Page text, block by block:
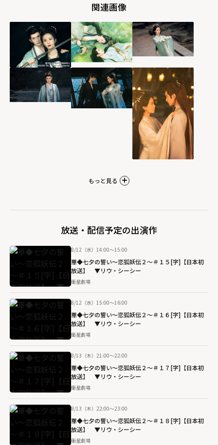
関連画像
もっと見る
放送・配信予定の出演作
8/12（水）14:00～15:00
華◆七夕の誓い～恋狐妖伝２～＃１５[字]【日本初
放送】 ▼リウ・シーシー
衛星劇場
8/12（水）15:00～16:00
華◆七夕の誓い～恋狐妖伝２～＃１６[字]【日本初
放送】 ▼リウ・シーシー
衛星劇場
8/13（木）21:00～22:00
華◆七夕の誓い～恋狐妖伝２～＃１７[字]【日本初
放送】 ▼リウ・シーシー
衛星劇場
8/13（木）22:00～23:00
華◆七夕の誓い～恋狐妖伝２～＃１８[字]【日本初
放送】 ▼リウ・シーシー
衛星劇場